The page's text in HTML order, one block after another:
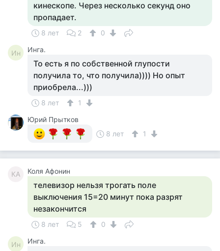
кинескопе. Через несколько секунд оно
пропадает.
8 лет 2 0
Ин Инга.
То есть я по собственной глупости
получила то, что получила)))) Но опыт
приобрела...)))
8 лет
1
Юрий Прытков
8 лет
1
КА Коля Афонин
телевизор нельзя трогать поле
выключения 15=20 минут пока разрят
незакончится
8 лет 5 0
Ин Инга.